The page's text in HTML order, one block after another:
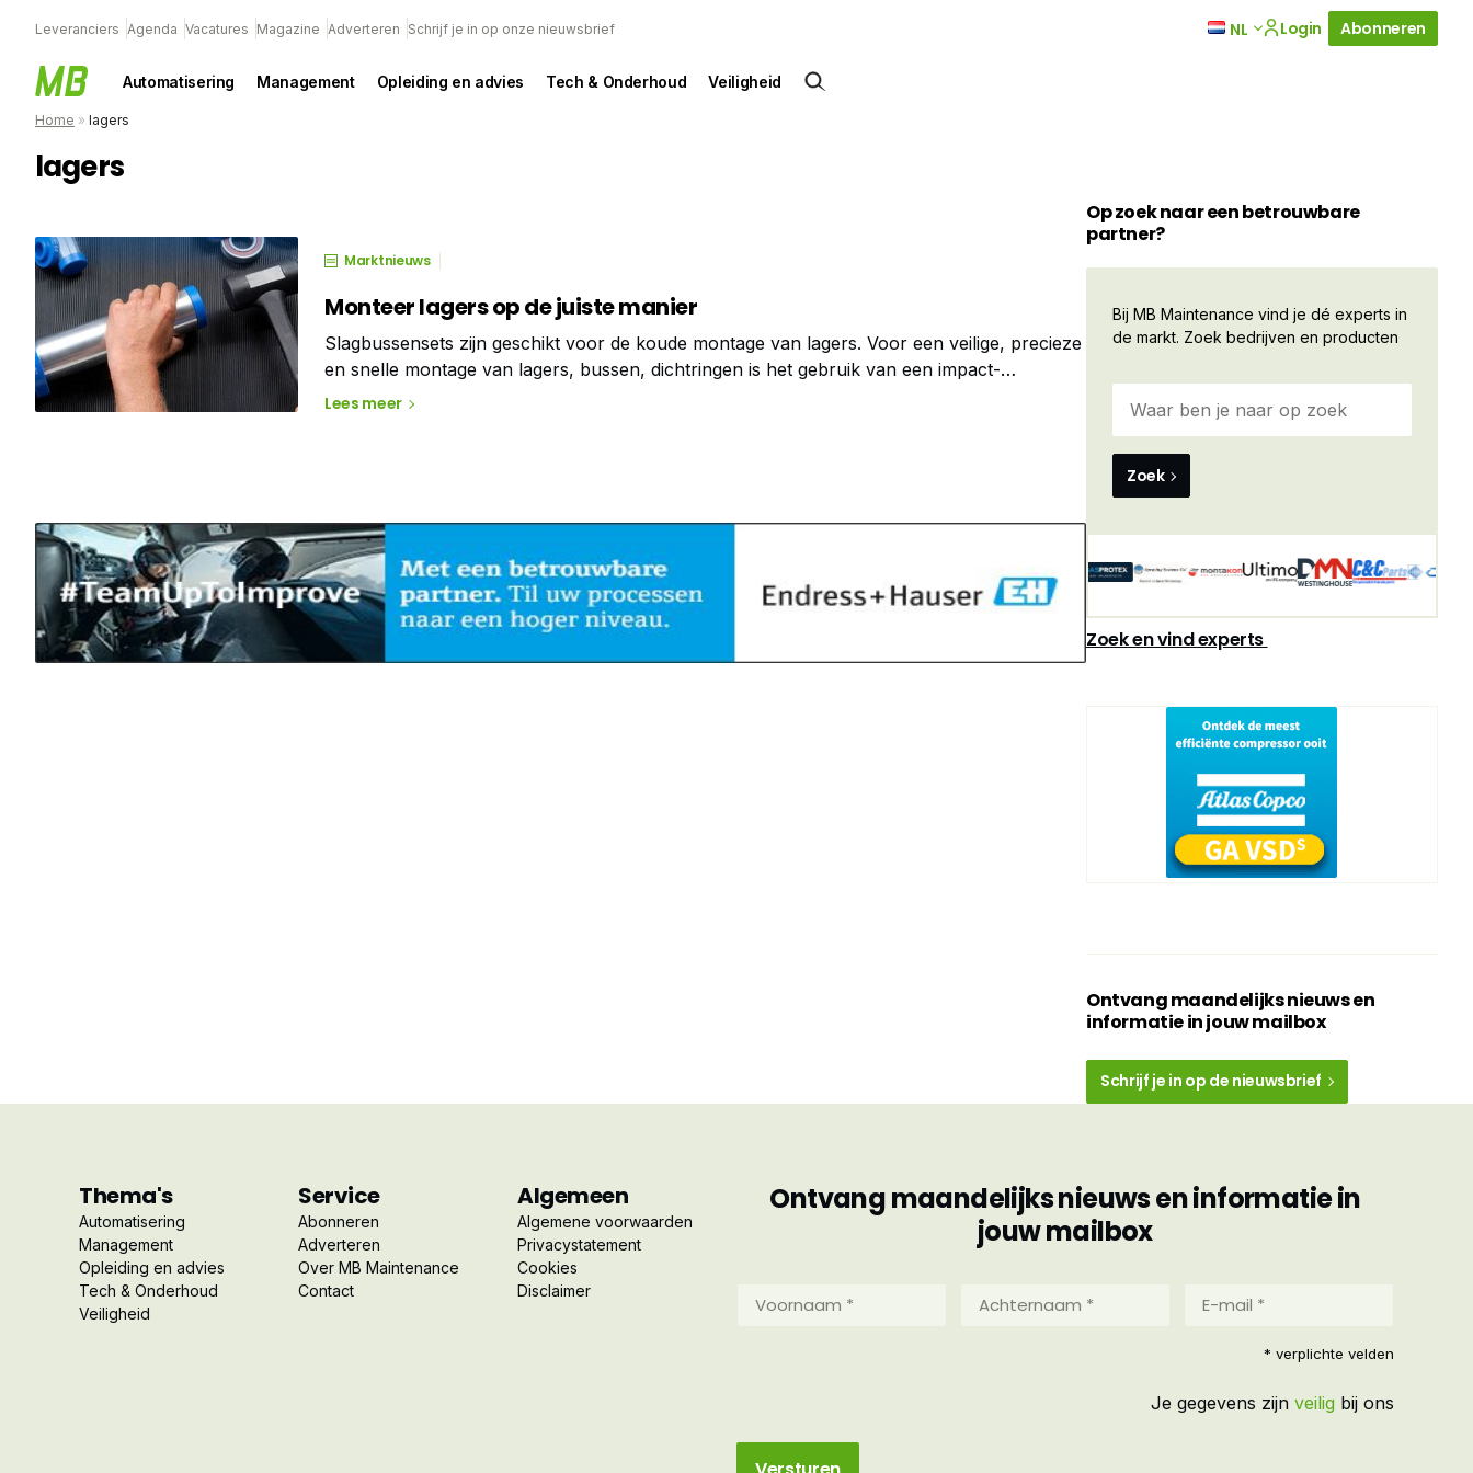
Leveranciers Agenda Vacatures Magazine Adverteren Schrijf je in op onze nieuwsbrief NL Login Abonneren
Automatisering Management Opleiding en advies Tech & Onderhoud Veiligheid
Home » lagers
lagers
Marktnieuws
Monteer lagers op de juiste manier
Slagbussensets zijn geschikt voor de koude montage van lagers. Voor een veilige, precieze
en snelle montage van lagers, bussen, dichtringen is het gebruik van een impact-
montageset een absolute voorwaarde. Alleen op deze manier monteert u de lagers zonder
Lees meer
Op zoek naar een betrouwbare
partner?
Bij MB Maintenance vind je dé experts in
de markt. Zoek bedrijven en producten
Zoek
Zoek en vind experts
Ontvang maandelijks nieuws en
informatie in jouw mailbox
Schrijf je in op de nieuwsbrief
Thema's
Automatisering
Management
Opleiding en advies
Tech & Onderhoud
Veiligheid
Service
Abonneren
Adverteren
Over MB Maintenance
Contact
Algemeen
Algemene voorwaarden
Privacystatement
Cookies
Disclaimer
Ontvang maandelijks nieuws en informatie in
jouw mailbox
Achternaam
mail
* verplichte velden
Je gegevens zijn veilig bij ons